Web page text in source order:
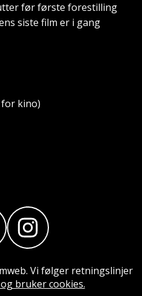
før første forestilling
siste film er i gang
for kino)
Vi følger retningslinjer
bruker cookies.